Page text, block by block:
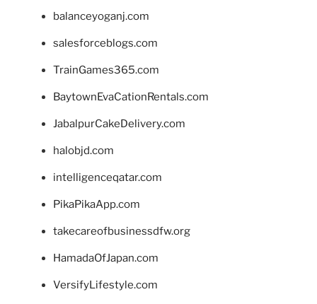
balanceyoganj.com
salesforceblogs.com
TrainGames365.com
BaytownEvaCationRentals.com
JabalpurCakeDelivery.com
halobjd.com
intelligenceqatar.com
PikaPikaApp.com
takecareofbusinessdfw.org
HamadaOfJapan.com
VersifyLifestyle.com